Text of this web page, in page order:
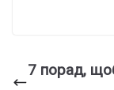
7 порад,